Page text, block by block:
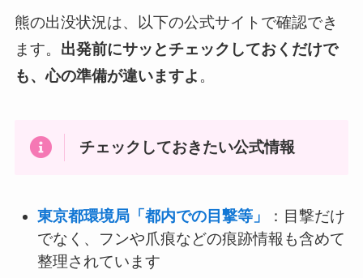
熊の出没状況は、以下の公式サイトで確認でき
ます。 出発前にサッとチェックしておくだけで
も、心の準備が違いますよ 。
チェックしておきたい公式情報
東京都環境局「都内での目撃等」
：目撃だけ
でなく、フンや爪痕などの痕跡情報も含めて
整理されています